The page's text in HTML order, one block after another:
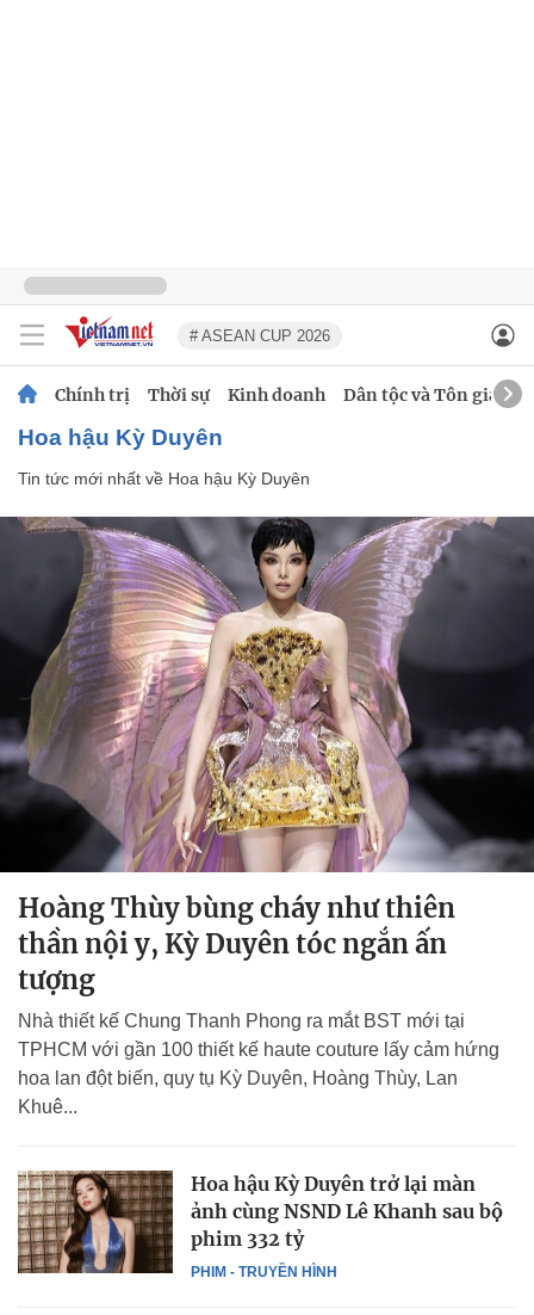
# ASEAN CUP 2026
Chính trị Thời sự Kinh doanh Dân tộc và Tôn giáo
Hoa hậu Kỳ Duyên
Tin tức mới nhất về Hoa hậu Kỳ Duyên
Hoàng Thùy bùng cháy như thiên
thần nội y, Kỳ Duyên tóc ngắn ấn
tượng
Nhà thiết kế Chung Thanh Phong ra mắt BST mới tại
TPHCM với gần 100 thiết kế haute couture lấy cảm hứng
hoa lan đột biến, quy tụ Kỳ Duyên, Hoàng Thùy, Lan
Khuê...
PHIM - TRUYỀN HÌNH
Hoa hậu Kỳ Duyên trở lại màn
ảnh cùng NSND Lê Khanh sau bộ
phim 332 tỷ